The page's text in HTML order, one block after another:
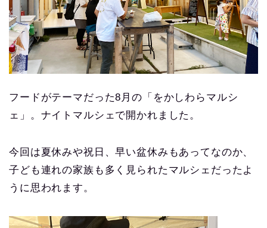
フードがテーマだった8月の「をかしわらマルシ
ェ」。ナイトマルシェで開かれました。
今回は夏休みや祝日、早い盆休みもあってなのか、
子ども連れの家族も多く見られたマルシェだったよ
うに思われます。